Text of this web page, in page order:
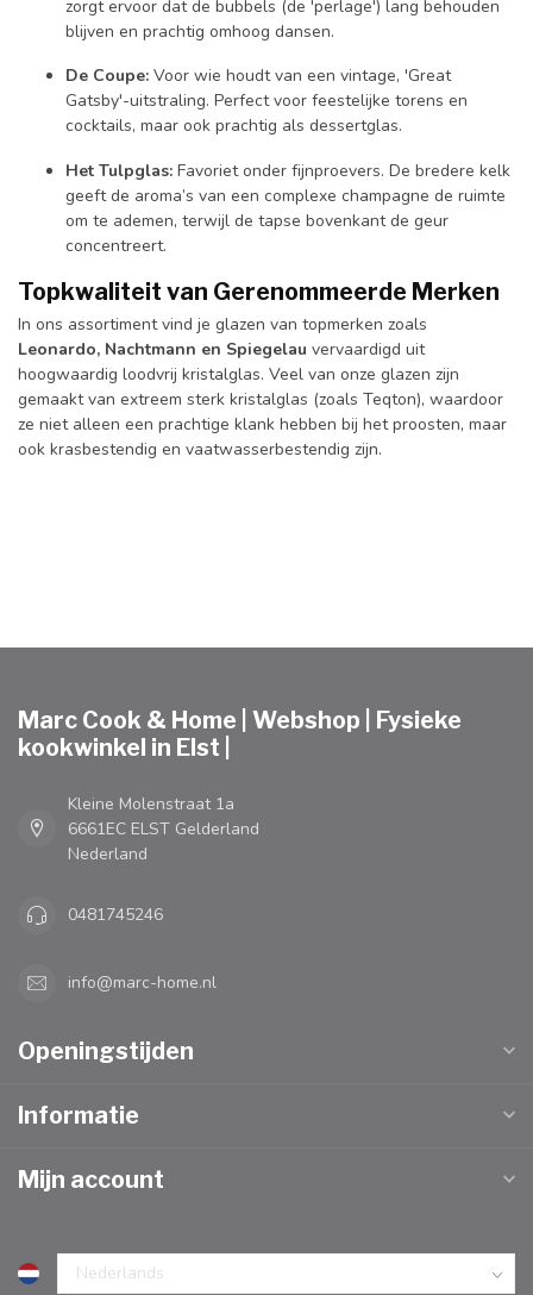
zorgt ervoor dat de bubbels (de 'perlage') lang behouden
blijven en prachtig omhoog dansen.
De Coupe: Voor wie houdt van een vintage, 'Great
Gatsby'-uitstraling. Perfect voor feestelijke torens en
cocktails, maar ook prachtig als dessertglas.
Het Tulpglas: Favoriet onder fijnproevers. De bredere kelk
geeft de aroma’s van een complexe champagne de ruimte
om te ademen, terwijl de tapse bovenkant de geur
concentreert.
Topkwaliteit van Gerenommeerde Merken
In ons assortiment vind je glazen van topmerken zoals
Leonardo, Nachtmann en Spiegelau vervaardigd uit
hoogwaardig loodvrij kristalglas. Veel van onze glazen zijn
gemaakt van extreem sterk kristalglas (zoals Teqton), waardoor
ze niet alleen een prachtige klank hebben bij het proosten, maar
ook krasbestendig en vaatwasserbestendig zijn.
Marc Cook & Home | Webshop | Fysieke
kookwinkel in Elst |
Kleine Molenstraat 1a
6661EC ELST Gelderland
Nederland
0481745246
info@marc-home.nl
Openingstijden
Informatie
Mijn account